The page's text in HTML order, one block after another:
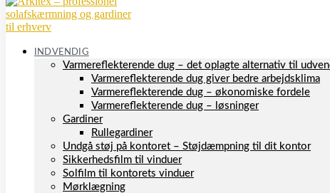
INDVENDIG
Varmereflekterende dug – det oplagte alternativ til
Varmereflekterende dug giver bedre arbejdsklima
Varmereflekterende dug – økonomiske fordele
Varmereflekterende dug – løsninger
Gardiner
Rullegardiner
Undgå støj på kontoret – Støjdæmpning til dit kontor
Sikkerhedsfilm til vinduer
Solfilm til kontorets vinduer
Mørklægning